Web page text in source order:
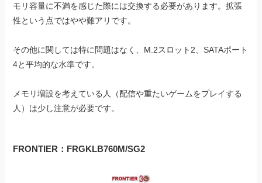
モリ容量に不満を感じた際には交換する必要があります。拡張
性という点ではやや難アリです。
その他に関しては特に問題はなく、M.2スロット2、SATAポート
4と平均的な水準です。
メモリ増設を考えている人（配信や重たいゲームをプレイする
人）は少し注意が必要です。
FRONTIER：FRGKLB760M/SG2